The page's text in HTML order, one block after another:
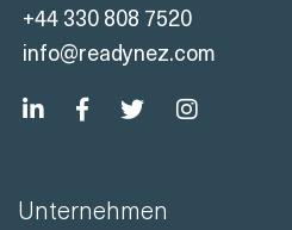
+44 330 808 7520
info@readynez.com
Unternehmen